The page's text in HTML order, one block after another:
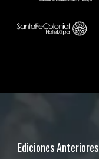
Ediciones Anteriores